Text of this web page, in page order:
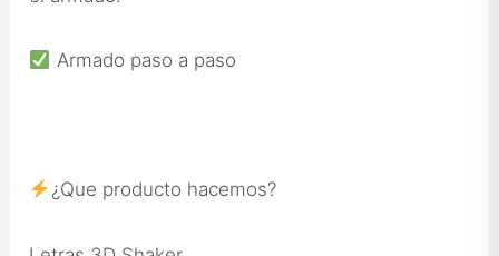
Armado paso a paso
¿Que producto hacemos?